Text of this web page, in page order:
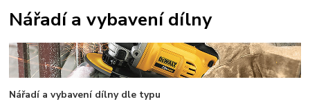
Nářadí a vybavení dílny
Nářadí a vybavení dílny dle typu